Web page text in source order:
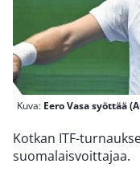
Kuva: Eero Vasa syöttää
Kotkan ITF-
suomalaisvoittajaa.